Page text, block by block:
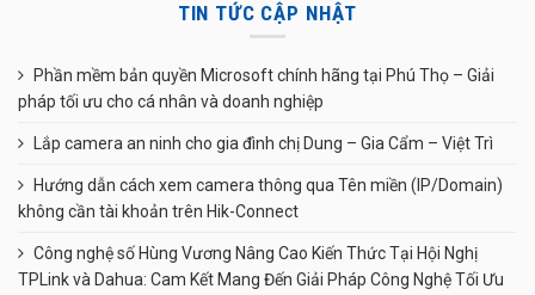
TIN TỨC CẬP NHẬT
Phần mềm bản quyền Microsoft chính hãng tại Phú Thọ – Giải
pháp tối ưu cho cá nhân và doanh nghiệp
Lắp camera an ninh cho gia đình chị Dung – Gia Cẩm – Việt Trì
Hướng dẫn cách xem camera thông qua Tên miền (IP/Domain)
không cần tài khoản trên Hik-Connect
Công nghệ số Hùng Vương Nâng Cao Kiến Thức Tại Hội Nghị
TPLink và Dahua: Cam Kết Mang Đến Giải Pháp Công Nghệ Tối Ưu